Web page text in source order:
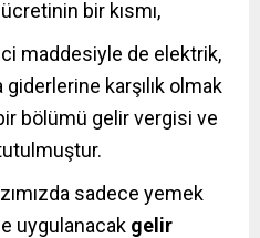
bir kısmı,
maddesiyle de elektrik,
karşılık olmak
bölümü gelir vergisi ve
sadece yemek
uygulanacak gelir